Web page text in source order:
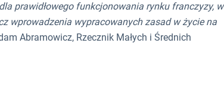
prawidłowego funkcjonowania rynku franczyzy, w
wprowadzenia wypracowanych zasad w życie na
Abramowicz, Rzecznik Małych i Średnich